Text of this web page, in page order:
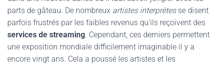
parts de gâteau. De nombreux artistes interprètesse disent
parfois frustrés par les faibles revenus qu’ils reçoivent des
services de streaming. Cependant, ces derniers permettent
une exposition mondiale difficilement imaginable il y a
encore vingt ans. Cela a poussé les artistes et les